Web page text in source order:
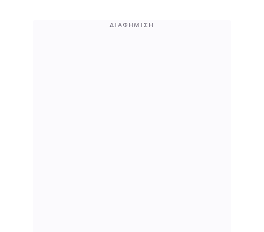
ΔΙΑΦΉΜΙΣΗ